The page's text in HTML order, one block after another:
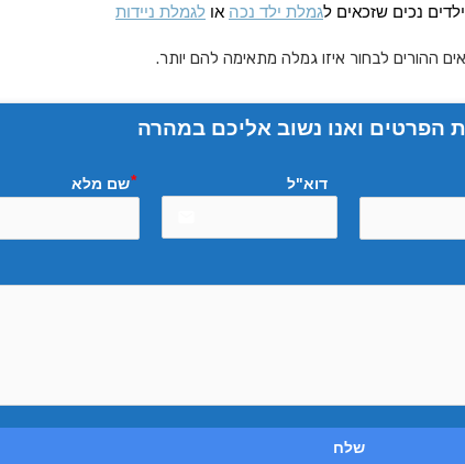
נכים שזכאים לגמלת ילד נכה או לגמלת ניידות
ההורים לבחור איזו גמלה מתאימה להם יותר.
הפרטים ואנו נשוב אליכם במהרה
דוא"ל שם מלא
שלח